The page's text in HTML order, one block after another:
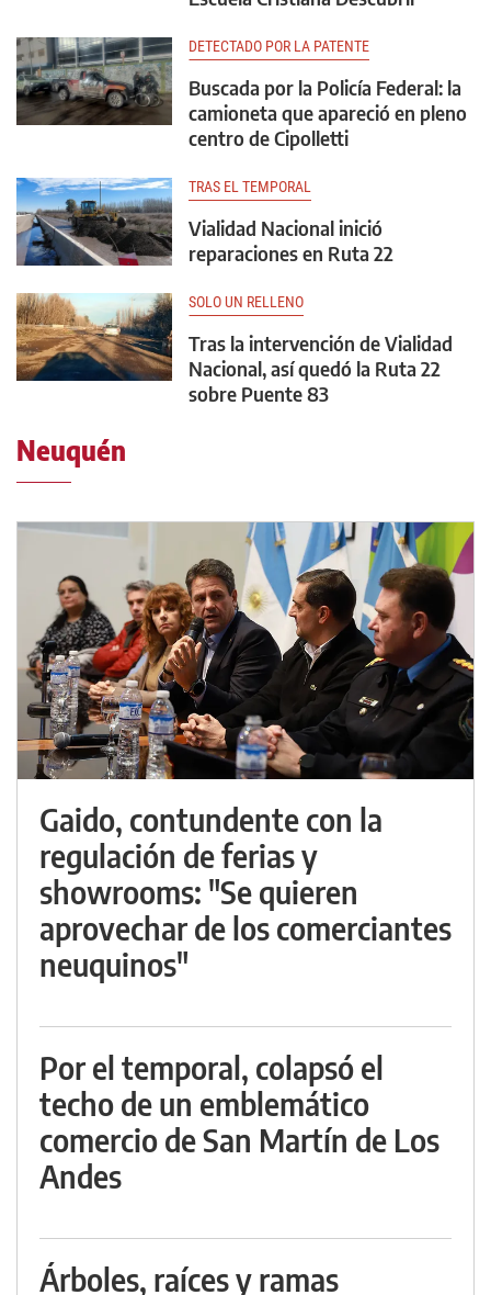
DETECTADO POR LA PATENTE
Buscada por la Policía Federal: la
camioneta que apareció en pleno
centro de Cipolletti
TRAS EL TEMPORAL
Vialidad Nacional inició
reparaciones en Ruta 22
SOLO UN RELLENO
Tras la intervención de Vialidad
Nacional, así quedó la Ruta 22
sobre Puente 83
Neuquén
Gaido, contundente con la
regulación de ferias y
showrooms: "Se quieren
aprovechar de los comerciantes
neuquinos"
Por el temporal, colapsó el
techo de un emblemático
comercio de San Martín de Los
Andes
Árboles, raíces y ramas